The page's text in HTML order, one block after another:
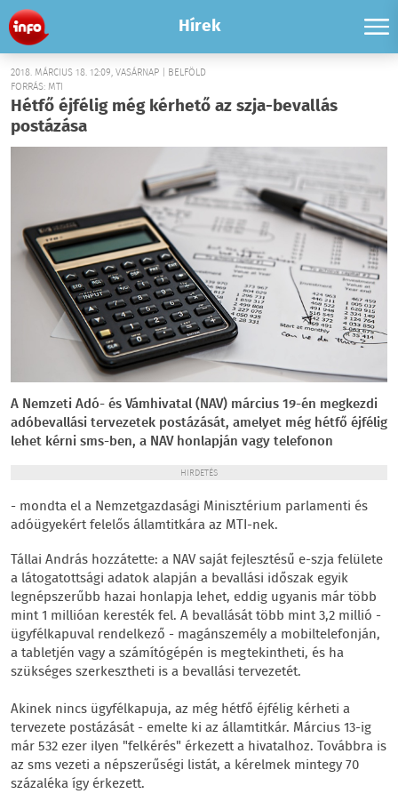
Hírek
2018. MÁRCIUS 18. 12:09, VASÁRNAP | BELFÖLD
FORRÁS: MTI
Hétfő éjfélig még kérhető az szja-bevallás
postázása
A Nemzeti Adó- és Vámhivatal (NAV) március 19-én megkezdi
adóbevallási tervezetek postázását, amelyet még hétfő éjfélig
lehet kérni sms-ben, a NAV honlapján vagy telefonon
HIRDETÉS
- mondta el a Nemzetgazdasági Minisztérium parlamenti és
adóügyekért felelős államtitkára az MTI-nek.
Tállai András hozzátette: a NAV saját fejlesztésű e-szja felülete
a látogatottsági adatok alapján a bevallási időszak egyik
legnépszerűbb hazai honlapja lehet, eddig ugyanis már több
mint 1 millióan keresték fel. A bevallását több mint 3,2 millió -
ügyfélkapuval rendelkező - magánszemély a mobiltelefonján,
a tabletjén vagy a számítógépén is megtekintheti, és ha
szükséges szerkesztheti is a bevallási tervezetét.
Akinek nincs ügyfélkapuja, az még hétfő éjfélig kérheti a
tervezete postázását - emelte ki az államtitkár. Március 13-ig
már 532 ezer ilyen "felkérés" érkezett a hivatalhoz. Továbbra is
az sms vezeti a népszerűségi listát, a kérelmek mintegy 70
százaléka így érkezett.